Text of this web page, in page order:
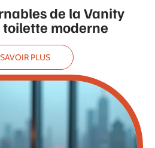
de la Vanity
toilette moderne
PLUS